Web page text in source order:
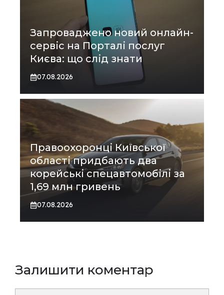
Запроваджено новий онлайн-
сервіс на Порталі послуг
Києва: що слід знати
07.08.2026
Правоохоронці Київської
області придбають два
корейські спецавтомобілі за
1,69 млн гривень
07.08.2026
Залишити коментар